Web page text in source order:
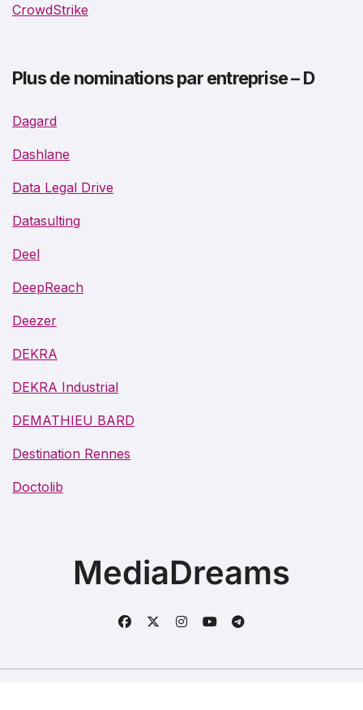
CrowdStrike
Plus de nominations par entreprise – D
Dagard
Dashlane
Data Legal Drive
Datasulting
Deel
DeepReach
Deezer
DEKRA
DEKRA Industrial
DEMATHIEU BARD
Destination Rennes
Doctolib
MediaDreams